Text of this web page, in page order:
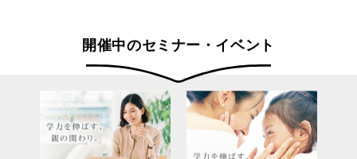
開催中のセミナー・イベント